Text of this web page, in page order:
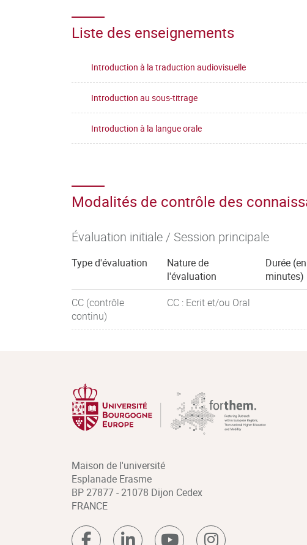
Liste des enseignements
Introduction à la traduction audiovisuelle
Introduction au sous-titrage
Introduction à la langue orale
Modalités de contrôle des
Évaluation initiale / Session principale
Type d'évaluation
Nature de
l'évaluation
Durée (en
minutes)
CC (contrôle
continu)
CC : Ecrit et/ou Oral
Maison de l'université
Esplanade Erasme
BP 27877 - 21078 Dijon Cedex
FRANCE